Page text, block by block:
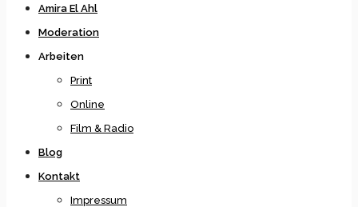
Amira El Ahl
Moderation
Arbeiten
Print
Online
Film & Radio
Blog
Kontakt
Impressum